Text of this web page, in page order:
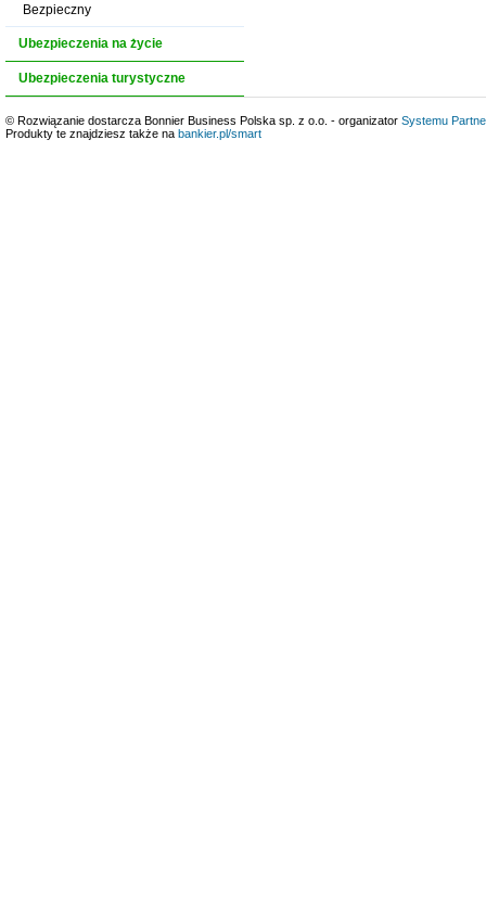
Bezpieczny
Ubezpieczenia na życie
Ubezpieczenia turystyczne
© Rozwiązanie dostarcza Bonnier Business Polska sp. z o.o. - organizator Systemu
Produkty te znajdziesz także na bankier.pl/smart